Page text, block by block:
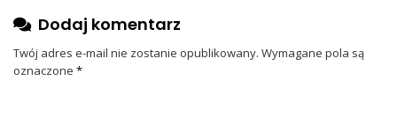
Dodaj komentarz
Twój adres e-mail nie zostanie opublikowany. Wymagane pola są
oznaczone *